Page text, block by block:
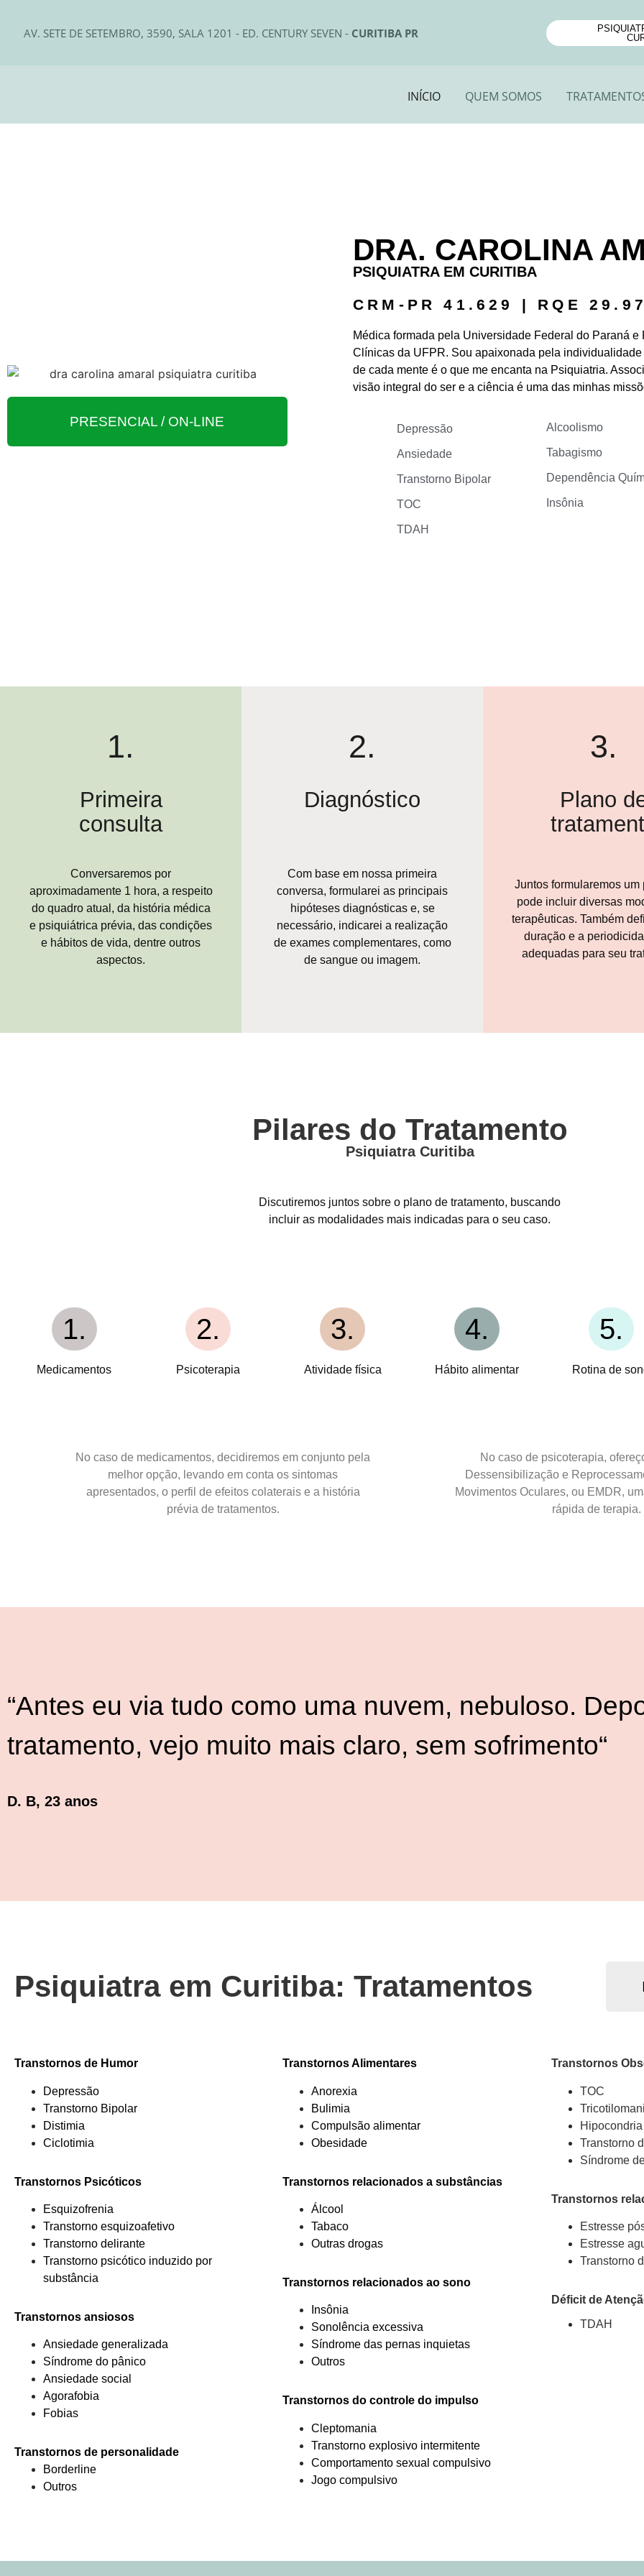
AV. SETE DE SETEMBRO, 3590, SALA 1201 - ED. CENTURY SEVEN - CURITIBA PR
INÍCIO QUEM SOMOS
PRESENCIAL / ON-LINE
DRA. CAROLINA
PSIQUIATRA EM CURITIBA
CRM-PR 41.629 | RQE
Médica formada pela Universidade Federal do Paraná
Clínicas da UFPR. Sou apaixonada pela
de cada mente é o que me encanta na Psiquiatria.
visão integral do ser e a ciência é uma das minhas
Depressão
Ansiedade
Transtorno Bipolar
TOC
TDAH
Alcoolismo
Tabagismo
Dependência
Insônia
1.
Primeira
consulta
Conversaremos por
aproximadamente 1 hora, a respeito
do quadro atual, da história médica
e psiquiátrica prévia, das condições
e hábitos de vida, dentre outros
aspectos.
2.
Diagnóstico
Com base em nossa primeira
conversa, formularei as principais
hipóteses diagnósticas e, se
necessário, indicarei a realização
de exames complementares, como
de sangue ou imagem.
3.
Plano
Juntos formularemos um
pode incluir diversas
terapêuticas. Também
duração e a
adequadas para seu
Pilares do Tratamento
Psiquiatra Curitiba
Discutiremos juntos sobre o plano de tratamento, buscando
incluir as modalidades mais indicadas para o seu caso.
1.
Medicamentos
2.
Psicoterapia
3.
Atividade física
4.
Hábito alimentar
5.
Rotina de
No caso de medicamentos, decidiremos em conjunto pela
melhor opção, levando em conta os sintomas
apresentados, o perfil de efeitos colaterais e a história
prévia de tratamentos.
No caso de psicoterapia,
Dessensibilização e
Movimentos Oculares, ou EMDR,
rápida de terapia.
“Antes eu via tudo como uma nuvem, nebuloso.
tratamento, vejo muito mais claro, sem sofrimento“
D. B, 23 anos
Psiquiatra em Curitiba: Tratamentos
Transtornos de Humor
Depressão
Transtorno Bipolar
Distimia
Ciclotimia
Transtornos Psicóticos
Esquizofrenia
Transtorno esquizoafetivo
Transtorno delirante
Transtorno psicótico induzido por
substância
Transtornos ansiosos
Ansiedade generalizada
Síndrome do pânico
Ansiedade social
Agorafobia
Fobias
Transtornos de personalidade
Borderline
Outros
Transtornos Alimentares
Anorexia
Bulimia
Compulsão alimentar
Obesidade
Transtornos relacionados a substâncias
Álcool
Tabaco
Outras drogas
Transtornos relacionados ao sono
Insônia
Sonolência excessiva
Síndrome das pernas inquietas
Outros
Transtornos do controle do impulso
Cleptomania
Transtorno explosivo intermitente
Comportamento sexual compulsivo
Jogo compulsivo
Transtornos
TOC
Hipocondria
Transtorno
Síndrome
Transtornos
Estresse
Estresse
Transtorno
Déficit de
TDAH